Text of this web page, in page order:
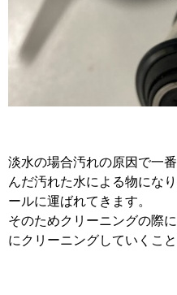
淡水の場合汚れの原因で一
んだ汚れた水による物にな
ールに運ばれてきます。
そのためクリーニングの際
にクリーニングしていくこ